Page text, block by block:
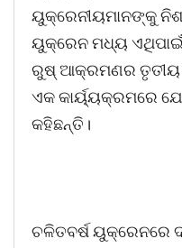
ୟୁକ୍ରେନୀୟମାନଙ୍କୁ
ୟୁକ୍ରେନ ମଧ୍ୟ ଏଥିପାଇଁ
ରୁଷ୍‌ ଆକ୍ରମଣର ତୃତୀୟ
ଏକ କାର୍ୟ୍ୟକ୍ରମରେ
କହିଛନ୍ତି।
ଚଳିତବର୍ଷ ୟୁକ୍ରେନରେ